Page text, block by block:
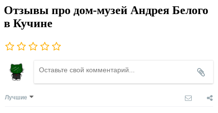
Отзывы про дом-музей Андрея Белого
в Кучине
Лучшие